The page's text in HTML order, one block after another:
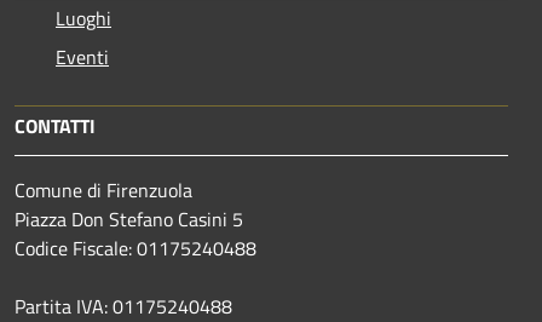
Luoghi
Eventi
CONTATTI
Comune di Firenzuola
Piazza Don Stefano Casini 5
Codice Fiscale: 01175240488
Partita IVA: 01175240488